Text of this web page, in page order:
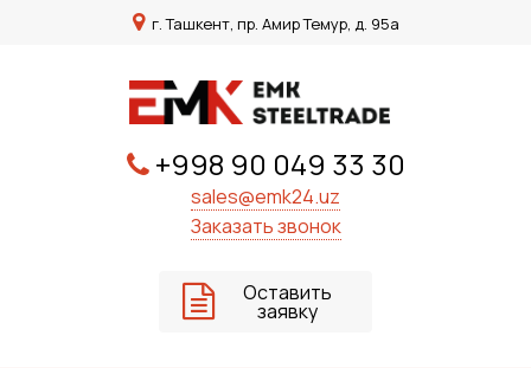
г. Ташкент, пр. Амир Темур, д. 95а
+998 90 049 33 30
sales@emk24.uz
Заказать звонок
Оставить
заявку